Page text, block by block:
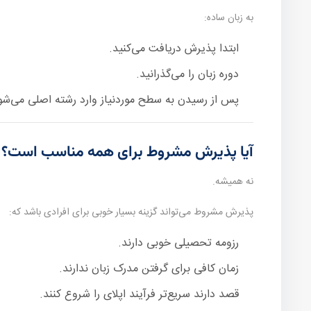
به زبان ساده:
ابتدا پذیرش دریافت می‌کنید.
دوره زبان را می‌گذرانید.
پس از رسیدن به سطح موردنیاز وارد رشته اصلی
آیا پذیرش مشروط برای همه مناسب است؟
نه همیشه.
پذیرش مشروط می‌تواند گزینه بسیار خوبی برای افرادی باشد که:
رزومه تحصیلی خوبی دارند.
زمان کافی برای گرفتن مدرک زبان ندارند.
قصد دارند سریع‌تر فرآیند اپلای را شروع کنند.